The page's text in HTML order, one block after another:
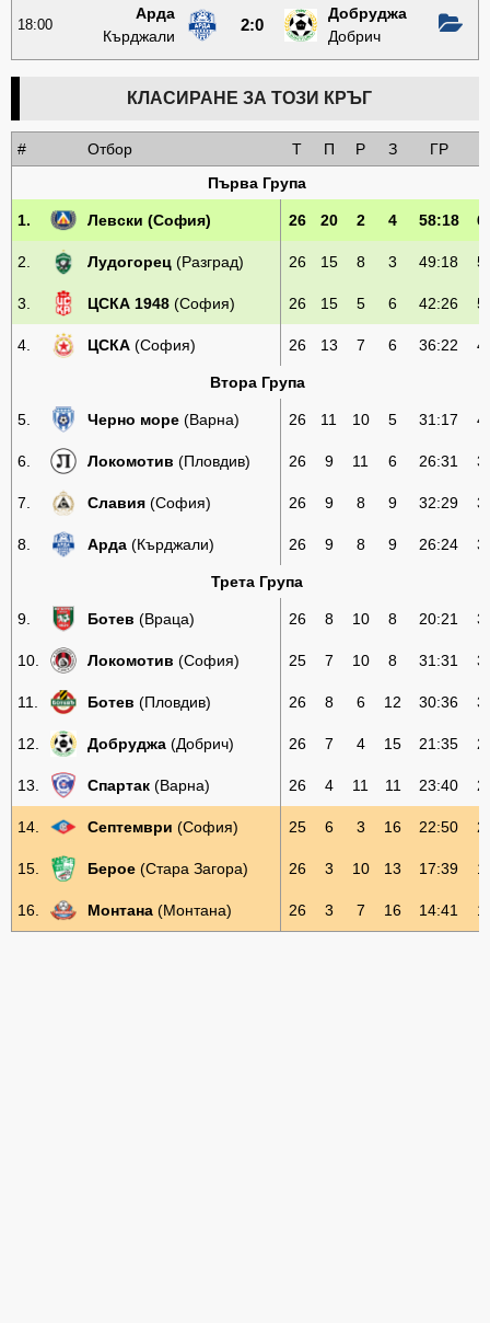
18:00
Арда
Кърджали
2:0
Добруджа
Добрич
КЛАСИРАНЕ ЗА ТОЗИ КРЪГ
# Отбор Т П Р З ГР
Първа Група
1. Левски (София) 26 20 2 4 58:18
2. Лудогорец (Разград) 26 15 8 3 49:18
3. ЦСКА 1948 (София) 26 15 5 6 42:26
4. ЦСКА (София) 26 13 7 6 36:22
Втора Група
5. Черно море (Варна) 26 11 10 5 31:17
6. Локомотив (Пловдив) 26 9 11 6 26:31
7. Славия (София) 26 9 8 9 32:29
8. Арда (Кърджали) 26 9 8 9 26:24
Трета Група
9. Ботев (Враца) 26 8 10 8 20:21
10. Локомотив (София) 25 7 10 8 31:31
11. Ботев (Пловдив) 26 8 6 12 30:36
12. Добруджа (Добрич) 26 7 4 15 21:35
13. Спартак (Варна) 26 4 11 11 23:40
14. Септември (София) 25 6 3 16 22:50
15. Берое (Стара Загора) 26 3 10 13 17:39
16. Монтана (Монтана) 26 3 7 16 14:41